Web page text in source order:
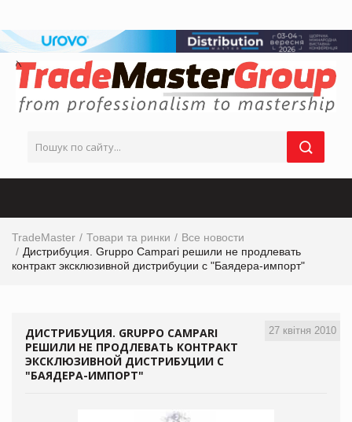
TradeMaster Товари та ринки
Все новости
Дистрибуция. Gruppo Campari решили не продлевать
контракт эксклюзивной дистрибуции с "Баядера-импорт"
27 квітня 2010
ДИСТРИБУЦИЯ. GRUPPO CAMPARI
РЕШИЛИ НЕ ПРОДЛЕВАТЬ КОНТРАКТ
ЭКСКЛЮЗИВНОЙ ДИСТРИБУЦИИ С
"БАЯДЕРА-ИМПОРТ"